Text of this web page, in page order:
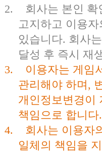
2.
회사는 본인
고지하고 이용
있습니다. 회사
달성 후 즉시 재
3.
이용자는 게임
관리해야 하며 ,
개인정보변경이
책임으로 합니다.
4.
회사는 이용자
일체의 책임을